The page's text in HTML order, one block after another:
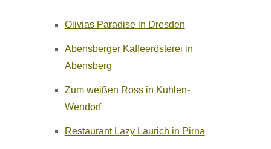
Olivias Paradise in Dresden
Abensberger Kaffeerösterei in
Abensberg
Zum weißen Ross in Kuhlen-
Wendorf
Restaurant Lazy Laurich in Pirna